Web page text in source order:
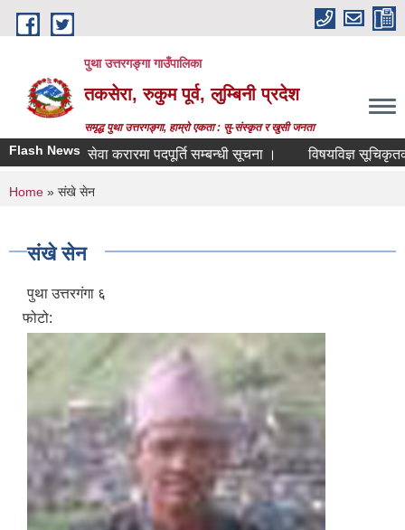
Skip to main content
पुथा उत्तरगङ्गा गाउँपालिका
तकसेरा, रुकुम पूर्व, लुम्बिनी प्रदेश
समृद्ध पुथा उत्तरगङ्गा, हाम्रो एकता : सु-संस्कृत र खुसी जनता
Flash Newsसेवा करारमा पदपूर्ति सम्बन्धी सूचना । विषयविज्ञ सूचिकृतको
You are here
Home » संखे सेन
संखे सेन
पुथा उत्तरगंगा ६
फोटो: